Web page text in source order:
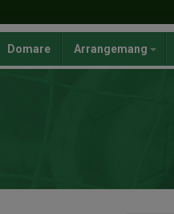
Domare Arrangemang